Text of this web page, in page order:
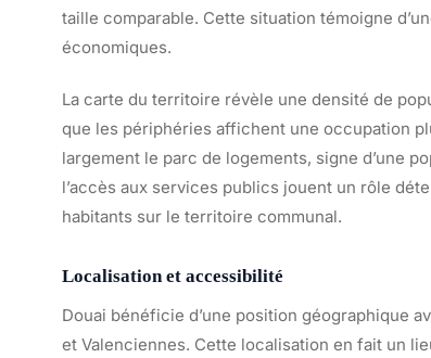
taille comparable. Cette situation témoigne
économiques.
La carte du territoire révèle une densité de
que les périphéries affichent une occupation
largement le parc de logements, signe d’une
l’accès aux services publics jouent un rôle
habitants sur le territoire communal.
Localisation et accessibilité
Douai bénéficie d’une position géographique
et Valenciennes. Cette localisation en fait un